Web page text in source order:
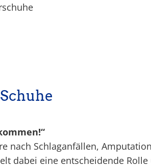
nach Schlaganfällen,
dabei eine entscheidende